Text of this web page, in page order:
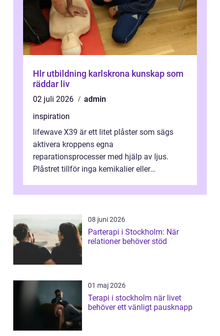
Hlr utbildning karlskrona kunskap som
räddar liv
02 juli 2026
admin
inspiration
lifewave X39 är ett litet plåster som sägs
aktivera kroppens egna
reparationsprocesser med hjälp av ljus.
Plåstret tillför inga kemikalier eller
ljusbaserad stimula...
08 juni 2026
Parterapi i Stockholm: När
relationer behöver stöd
01 maj 2026
Terapi i stockholm när livet
behöver ett vänligt pausknapp